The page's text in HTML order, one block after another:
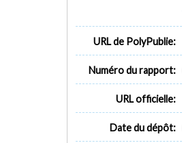
URL de PolyPublie:
Numéro du rapport:
URL officielle:
Date du dépôt: